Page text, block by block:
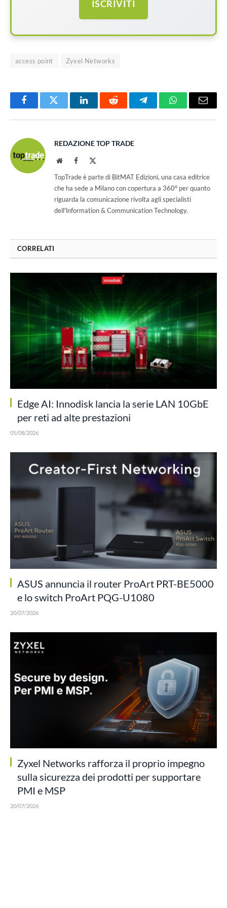
ISCRIVITI
access point Zyxel Networks
FacebookTwitter LinkedInReddit TelegramWhatsAppEmail
REDAZIONE TOP TRADE
WebsiteFacebook
TopTrade è parte di BitMAT Edizioni, una casa editrice
che ha sede a Milano con copertura a 360° per quanto
riguarda la comunicazione rivolta agli specialisti
dell'lnformation & Communication Technology.
CORRELATI
Edge AI: Innodisk lancia la serie LAN 10GbE
per reti ad alte prestazioni
05/08/2026
ASUS annuncia il router ProArt PRT-BE5000
e lo switch ProArt PQG-U1080
20/07/2026
Zyxel Networks rafforza il proprio impegno
sulla sicurezza dei prodotti per supportare
PMI e MSP
20/07/2026